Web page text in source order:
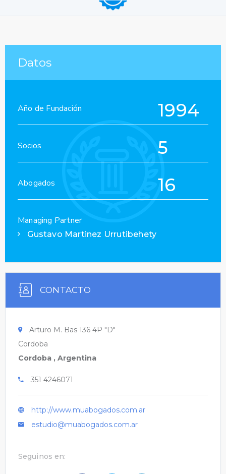
Datos
Año de Fundación 1994
Socios 5
Abogados 16
Managing Partner
Gustavo Martinez Urrutibehety
CONTACTO
Arturo M. Bas 136 4P "D"
Cordoba
Cordoba , Argentina
351 4246071
http://www.muabogados.com.ar
estudio@muabogados.com.ar
Seguinos en: